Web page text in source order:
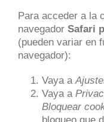
Para acceder a la
navegador Safari
(pueden variar en
navegador):
Vaya a
Vaya a
Bloquear